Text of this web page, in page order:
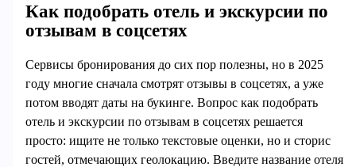
Как подобрать отель и экскурсии по
отзывам в соцсетях
Сервисы бронирования до сих пор полезны, но в 2025
году многие сначала смотрят отзывы в соцсетях, а уже
потом вводят даты на букинге. Вопрос как подобрать
отель и экскурсии по отзывам в соцсетях решается
просто: ищите не только текстовые оценки, но и сторис
гостей, отмечающих геолокацию. Введите название отеля